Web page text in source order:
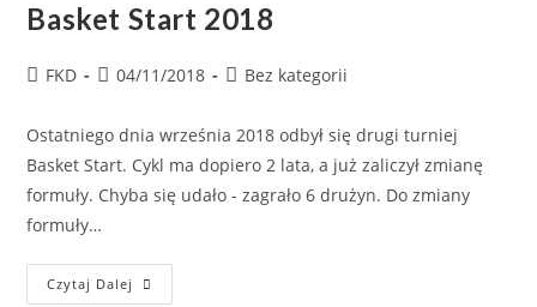
Basket Start 2018
FKD 04/11/2018 Bez kategorii
Ostatniego dnia września 2018 odbył się drugi turniej
Basket Start. Cykl ma dopiero 2 lata, a już zaliczył zmianę
formuły. Chyba się udało - zagrało 6 drużyn. Do zmiany
formuły…
Czytaj Dalej